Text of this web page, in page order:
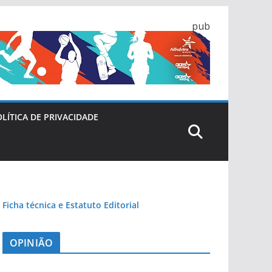
pub
DE PRIVACIDADE
Ficha técnica e Estatuto Editorial
OPINIÃO